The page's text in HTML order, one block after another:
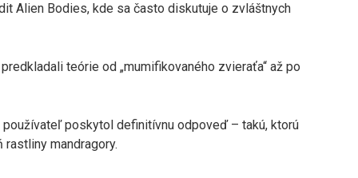
Alien Bodies, kde sa často diskutuje o zvláštnych
teórie od „mumifikovaného zvieraťa“ až po
poskytol definitívnu odpoveď – takú, ktorú
mandragory.